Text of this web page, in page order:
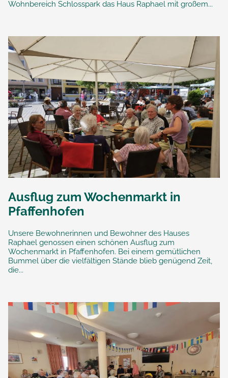
Wohnbereich Schlosspark das Haus Raphael mit großem...
Ausflug zum Wochenmarkt in
Pfaffenhofen
Unsere Bewohnerinnen und Bewohner des Hauses
Raphael genossen einen schönen Ausflug zum
Wochenmarkt in Pfaffenhofen. Bei einem gemütlichen
Bummel über die vielfältigen Stände blieb genügend Zeit,
die...